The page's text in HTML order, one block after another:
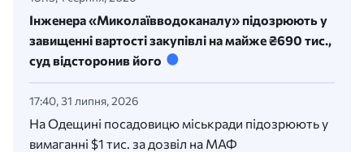
Інженера «Миколаївводоканалу» підозрюють у
завищенні вартості закупівлі на майже ₴690 тис.,
суд відсторонив його
17:40, 31 липня, 2026
На Одещині посадовицю міськради підозрюють у
вимаганні $1 тис. за дозвіл на МАФ